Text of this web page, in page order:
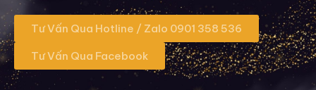
Tư Vấn Qua Hotline / Zalo 0901 358 536
Tư Vấn Qua Facebook